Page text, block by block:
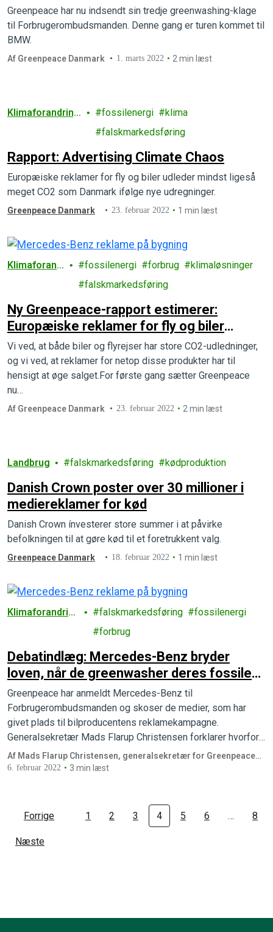
Greenpeace har nu indsendt sin tredje greenwashing-klage
til Forbrugerombudsmanden. Denne gang er turen kommet til
BMW.
Af Greenpeace Danmark 1. marts 2022 2 min læst
Klimaforandring
fossilenergi
klima
falskmarkedsføring
Rapport: Advertising Climate Chaos
Europæiske reklamer for fly og biler udleder mindst ligeså
meget CO2 som Danmark ifølge nye udregninger.
Greenpeace Danmark 23. februar 2022 1 min læst
Klimaforand
fossilenergi forbrug
klimaløsninger
falskmarkedsføring
Ny Greenpeace-rapport estimerer:
Europæiske reklamer for fly og biler
udleder mindst ligeså meget CO2 som
Danmark
Vi ved, at både biler og flyrejser har store CO2-udledninger,
og vi ved, at reklamer for netop disse produkter har til
hensigt at øge salget.For første gang sætter Greenpeace
nu…
Af Greenpeace Danmark 23. februar 2022 2 min læst
Landbrug falskmarkedsføring kødproduktion
Danish Crown poster over 30 millioner i
mediereklamer for kød
Danish Crown ínvesterer store summer i at påvirke
befolkningen til at gøre kød til et foretrukkent valg.
Greenpeace Danmark 18. februar 2022 1 min læst
Klimaforandrin
falskmarkedsføring
fossilenergi
forbrug
Debatindlæg: Mercedes-Benz bryder
loven, når de greenwasher deres fossile
biler i stor reklamekampagne
Greenpeace har anmeldt Mercedes-Benz til
Forbrugerombudsmanden og skoser de medier, som har
givet plads til bilproducentens reklamekampagne.
Generalsekretær Mads Flarup Christensen forklarer hvorfor i
dette debatindlæg.
Af Mads Flarup Christensen, generalsekretær for Greenpeace
Norden
6. februar 2022 3 min læst
Forrige 1 2 3 4 5 6 … 8
Næste